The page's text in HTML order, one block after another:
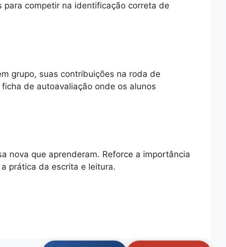
competir na identificação correta de
grupo, suas contribuições na roda de
de autoavaliação onde os alunos
nova que aprenderam. Reforce a importância
prática da escrita e leitura.